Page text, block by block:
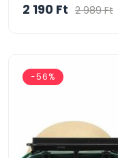
2 190 Ft 2 989 Ft
-56%